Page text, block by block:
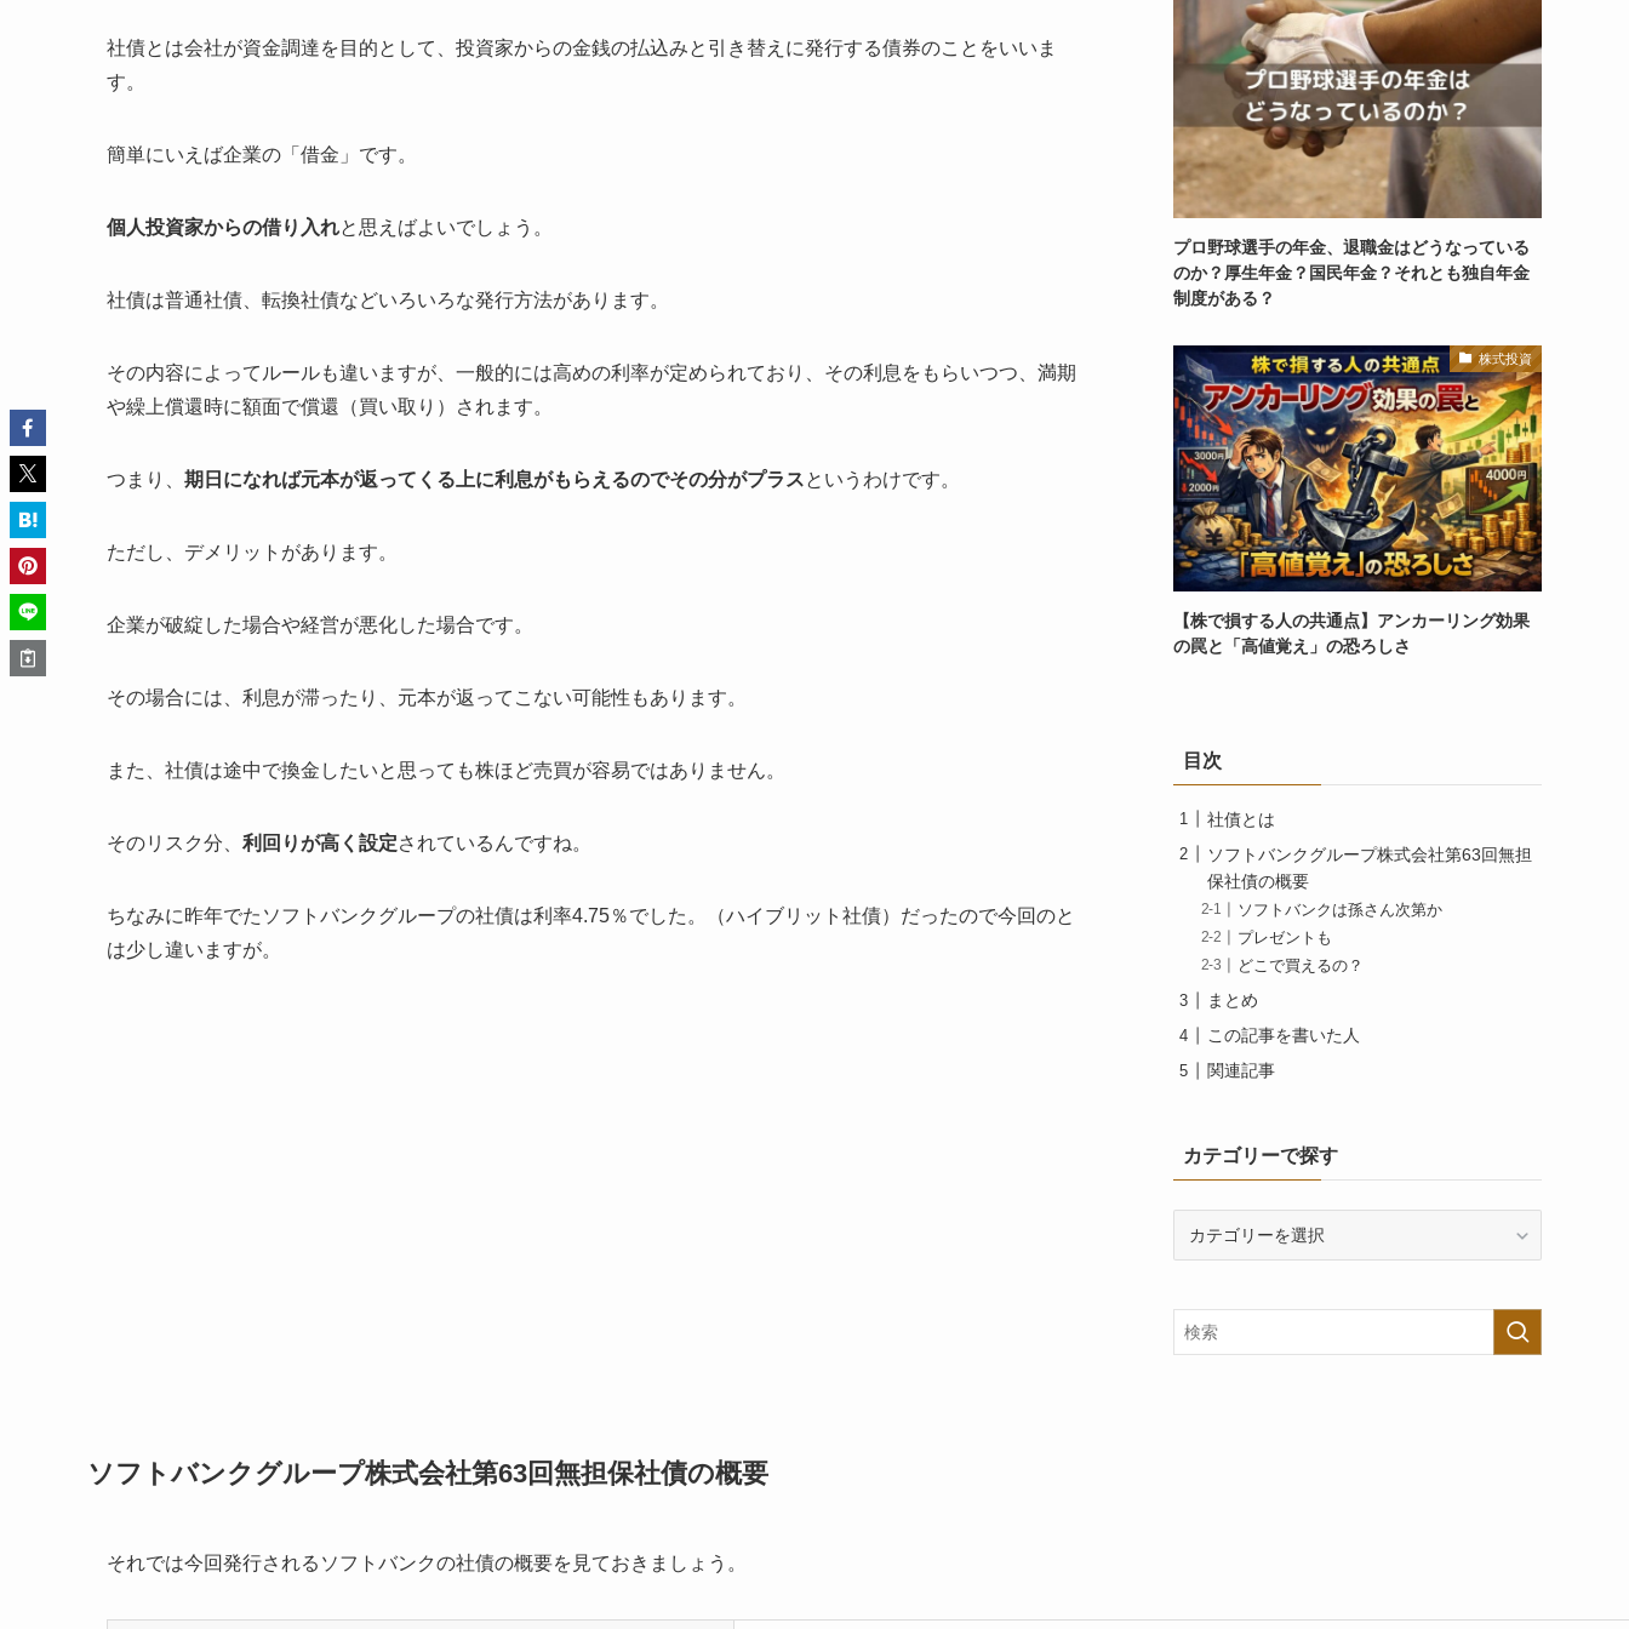
社債とは会社が資金調達を目的として、投資家からの金銭の払込みと引き替えに発行する債券のことをいいま
す。
簡単にいえば企業の「借金」です。
個人投資家からの借り入れと思えばよいでしょう。
社債は普通社債、転換社債などいろいろな発行方法があります。
その内容によってルールも違いますが、一般的には高めの利率が定められており、その利息をもらいつつ、満期
や繰上償還時に額面で償還（買い取り）されます。
つまり、 期日になれば元本が返ってくる上に利息がもらえるのでその分がプラスというわけです。
ただし、デメリットがあります。
企業が破綻した場合や経営が悪化した場合です。
その場合には、利息が滞ったり、元本が返ってこない可能性もあります。
また、社債は途中で換金したいと思っても株ほど売買が容易ではありません。
そのリスク分、 利回りが高く設定されているんですね。
ちなみに昨年でたソフトバンクグループの社債は利率4.75％でした。（ハイブリット社債）だったので今回のと
は少し違いますが。
ソフトバンクグループ株式会社第63回無担保社債の概要
それでは今回発行されるソフトバンクの社債の概要を見ておきましょう。
プロ野球選手の年金、退職金はどうなっている
のか？厚生年金？国民年金？それとも独自年金
制度がある？
株式投資
【株で損する人の共通点】アンカーリング効果
の罠と「高値覚え」の恐ろしさ
目次
社債とは
ソフトバンクグループ株式会社第63回無担
保社債の概要
ソフトバンクは孫さん次第か
プレゼントも
どこで買えるの？
まとめ
この記事を書いた人
関連記事
カテゴリーで探す
ー
で